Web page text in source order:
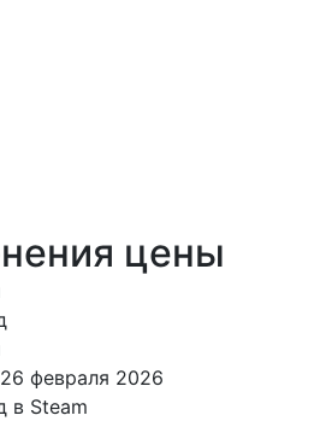
цены
февраля 2026
в Steam